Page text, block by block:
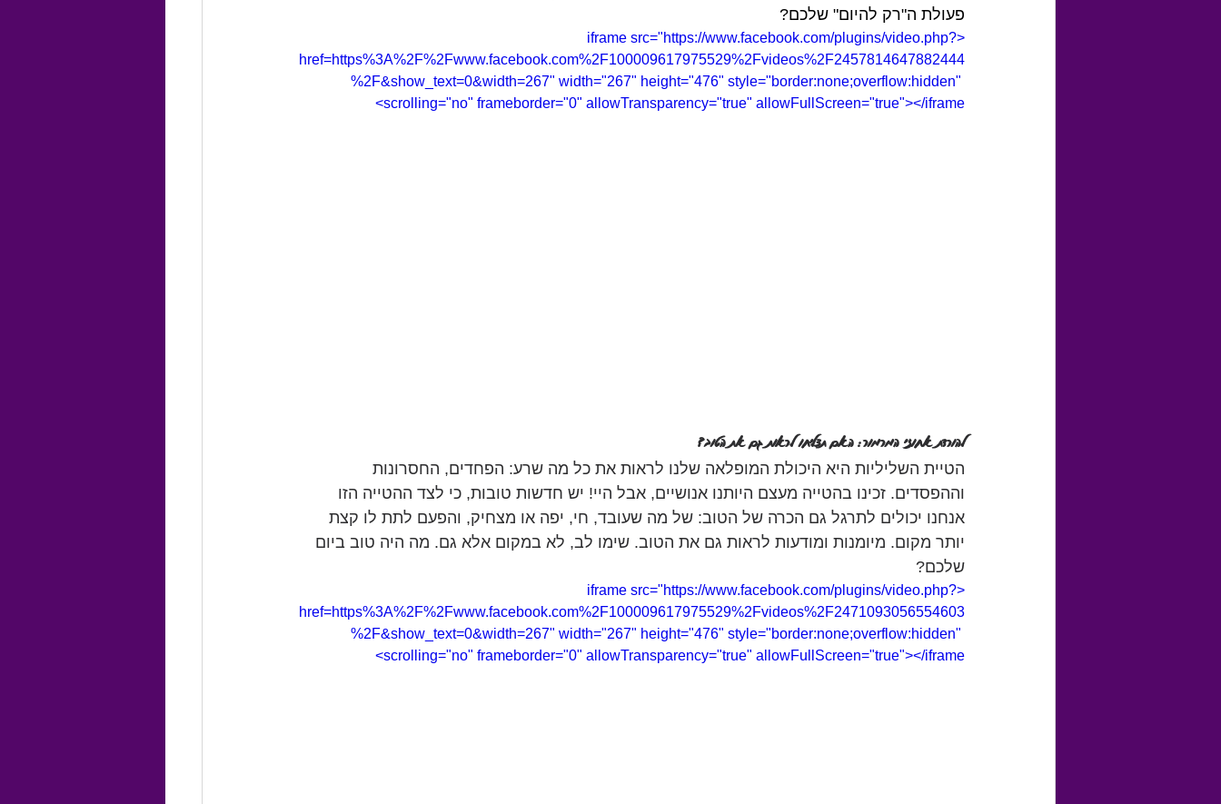
פעולת ה"רק להיום" שלכם?
<iframe src="https://www.facebook.com/plugins/video.php?
href=https%3A%2F%2Fwww.facebook.com%2F100009617975529%2Fvideos%2F2457814647882444
%2F&show_text=0&width=267" width="267" height="476" style="border:none;overflow:hidden"
scrolling="no" frameborder="0" allowTransparency="true" allowFullScreen="true"></iframe>
להורדת אחוזי המרמור: האם תצליחו לראות גם את הטוב?
הטיית השליליות היא היכולת המופלאה שלנו לראות את כל מה שרע: הפחדים, החסרונות
וההפסדים. זכינו בהטייה מעצם היותנו אנושיים, אבל היי! יש חדשות טובות, כי לצד ההטייה הזו
אנחנו יכולים לתרגל גם הכרה של הטוב: של מה שעובד, חי, יפה או מצחיק, והפעם לתת לו קצת
יותר מקום. מיומנות ומודעות לראות גם את הטוב. שימו לב, לא במקום אלא גם. מה היה טוב ביום
שלכם?
<iframe src="https://www.facebook.com/plugins/video.php?
href=https%3A%2F%2Fwww.facebook.com%2F100009617975529%2Fvideos%2F2471093056554603
%2F&show_text=0&width=267" width="267" height="476" style="border:none;overflow:hidden"
scrolling="no" frameborder="0" allowTransparency="true" allowFullScreen="true"></iframe>